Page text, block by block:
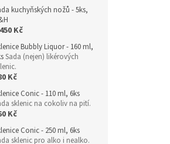
kuchyňských nožů - 5ks,
Kč
Bubbly Liquor - 160 ml,
Sada (nejen) likérových
Kč
Conic - 110 ml, 6ks
sklenic na cokoliv na pití.
Kč
Conic - 250 ml, 6ks
sklenic pro alko i nealko.